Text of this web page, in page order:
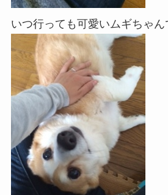
いつ行っても可愛いムギちゃ